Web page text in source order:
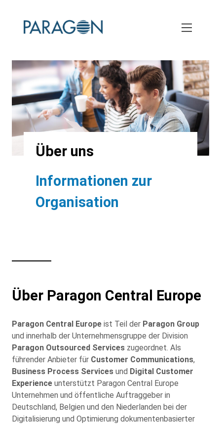
Über uns
Informationen zur
Organisation
Über Paragon Central Europe
Paragon Central Europe ist Teil der Paragon Group
und innerhalb der Unternehmensgruppe der Division
Paragon Outsourced Services zugeordnet. Als
führender Anbieter für Customer Communications,
Business Process Services und Digital Customer
Experience unterstützt Paragon Central Europe
Unternehmen und öffentliche Auftraggeber in
Deutschland, Belgien und den Niederlanden bei der
Digitalisierung und Optimierung dokumentenbasierter